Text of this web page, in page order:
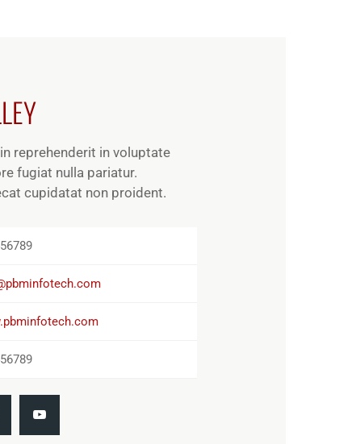
reprehenderit in voluptate
fugiat nulla pariatur.
cupidatat non proident.